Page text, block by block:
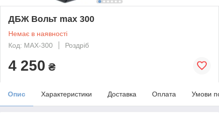
ДБЖ Вольт max 300
Немає в наявності
Код: MAX-300
Роздріб
4 250 ₴
Опис Характеристики Доставка Оплата Умови